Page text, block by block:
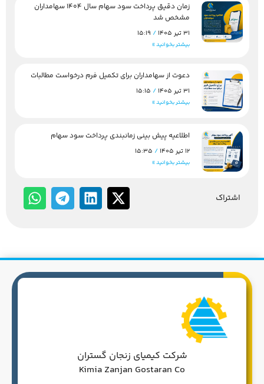
اشتراک
زمان دقیق پرداخت سود سهام سال 1404 سهامداران
مشخص شد
31 تیر 1405
بیشتر بخوانید »
دعوت از سهامداران برای تکمیل فرم درخواست مطالبات
31 تیر 1405
بیشتر بخوانید »
اطلاعیه پیش بینی زمانبندی پرداخت سود سهام
12 تیر 1405
بیشتر بخوانید »
شرکت کیمیای زنجان گستران
Kimia Zanjan Gostaran Co